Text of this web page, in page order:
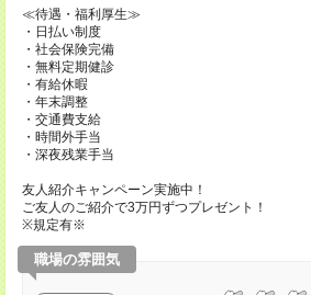
≪待遇・福利厚生≫
・日払い制度
・社会保険完備
・無料定期健診
・有給休暇
・年末調整
・交通費支給
・時間外手当
・深夜残業手当
友人紹介キャンペーン実施中！
ご友人のご紹介で3万円ずつプレゼント！
※規定有※
職場の雰囲気